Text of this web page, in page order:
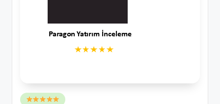
Posted